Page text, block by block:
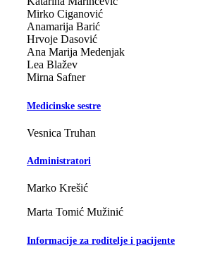
Mirko Ciganović
Anamarija Barić
Hrvoje Dasović
Ana Marija Medenjak
Lea Blažev
Mirna Safner
Medicinske sestre
Vesnica Truhan
Administratori
Marko Krešić
Marta Tomić Mužinić
Informacije za roditelje i pacijente